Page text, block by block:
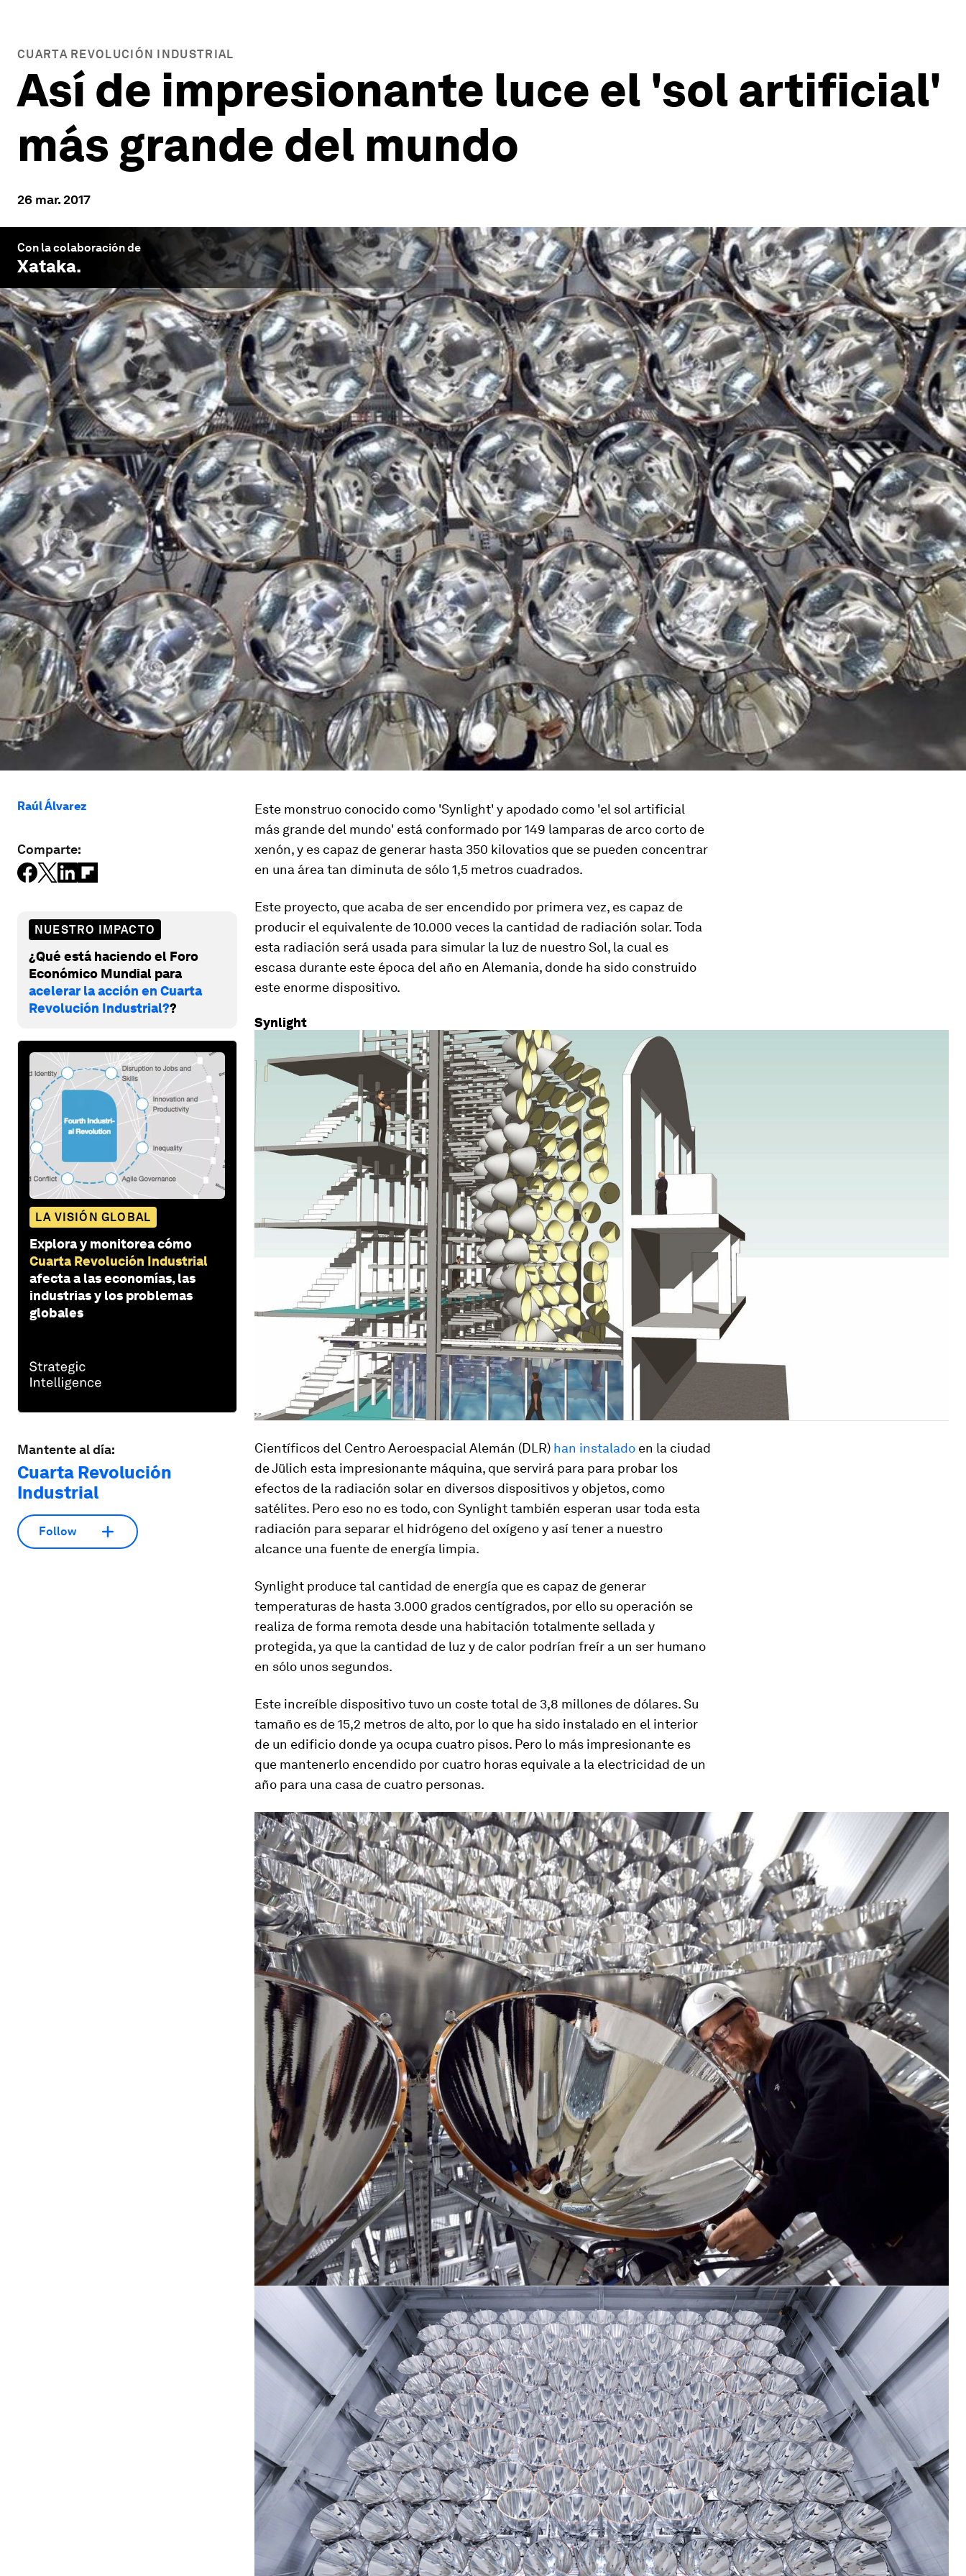
CUARTA REVOLUCIÓN INDUSTRIAL
Así de impresionante luce el 'sol artificial'
más grande del mundo
26 mar. 2017
Con la colaboración de
Xataka.
Raúl Álvarez
Comparte:
NUESTRO IMPACTO
¿Qué está haciendo el Foro
Económico Mundial para
acelerar la acción en Cuarta
Revolución Industrial??
LA VISIÓN GLOBAL
Explora y monitorea cómo
Cuarta Revolución Industrial
afecta a las economías, las
industrias y los problemas
globales
Mantente al día:
Cuarta Revolución
Industrial
Follow
Este monstruo conocido como 'Synlight' y apodado como 'el sol artificial
más grande del mundo' está conformado por 149 lamparas de arco corto de
xenón, y es capaz de generar hasta 350 kilovatios que se pueden concentrar
en una área tan diminuta de sólo 1,5 metros cuadrados.
Este proyecto, que acaba de ser encendido por primera vez, es capaz de
producir el equivalente de 10.000 veces la cantidad de radiación solar. Toda
esta radiación será usada para simular la luz de nuestro Sol, la cual es
escasa durante este época del año en Alemania, donde ha sido construido
este enorme dispositivo.
Synlight
Científicos del Centro Aeroespacial Alemán (DLR) han instalado en la ciudad
de Jülich esta impresionante máquina, que servirá para para probar los
efectos de la radiación solar en diversos dispositivos y objetos, como
satélites. Pero eso no es todo, con Synlight también esperan usar toda esta
radiación para separar el hidrógeno del oxígeno y así tener a nuestro
alcance una fuente de energía limpia.
Synlight produce tal cantidad de energía que es capaz de generar
temperaturas de hasta 3.000 grados centígrados, por ello su operación se
realiza de forma remota desde una habitación totalmente sellada y
protegida, ya que la cantidad de luz y de calor podrían freír a un ser humano
en sólo unos segundos.
Este increíble dispositivo tuvo un coste total de 3,8 millones de dólares. Su
tamaño es de 15,2 metros de alto, por lo que ha sido instalado en el interior
de un edificio donde ya ocupa cuatro pisos. Pero lo más impresionante es
que mantenerlo encendido por cuatro horas equivale a la electricidad de un
año para una casa de cuatro personas.